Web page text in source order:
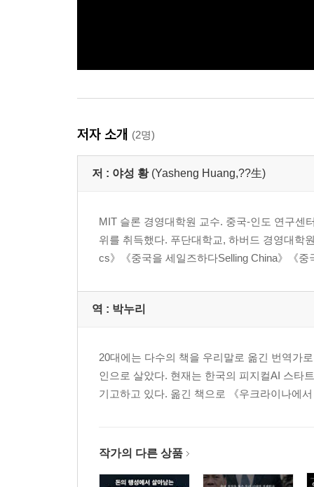
저자 소개 (2명)
저 : 야성 황 (Yasheng Huang,??生)
MIT 슬론 경영대학원 교수. 중국-인도 연구센
위를 취득했다. 푸단대학교, 하버드 경영대학
cs》《중국을 세일즈하다Selling China》《
역 : 박누리
20대에는 다수의 책을 우리말로 옮긴 번역가
인으로 살았다. 현재는 한국의 피지컬AI 스타
기고하고 있다. 옮긴 책으로 《우크라이나에
작가의 다른 상품